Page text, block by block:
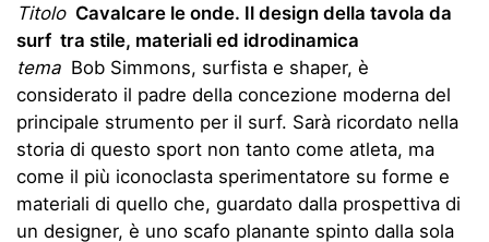
Titolo Cavalcare le onde. Il design della tavola da
surf tra stile, materiali ed idrodinamica
tema Bob Simmons, surfista e shaper, è
considerato il padre della concezione moderna del
principale strumento per il surf. Sarà ricordato nella
storia di questo sport non tanto come atleta, ma
come il più iconoclasta sperimentatore su forme e
materiali di quello che, guardato dalla prospettiva di
un designer, è uno scafo planante spinto dalla sola